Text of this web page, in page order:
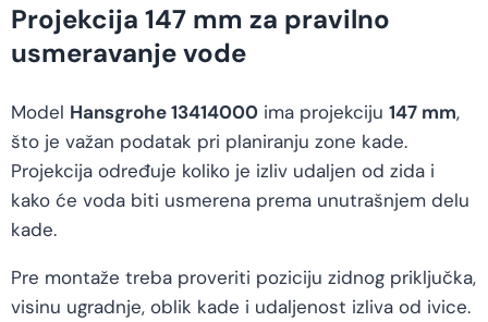
Projekcija 147 mm za pravilno
usmeravanje vode
Model Hansgrohe 13414000 ima projekciju 147 mm,
što je važan podatak pri planiranju zone kade.
Projekcija određuje koliko je izliv udaljen od zida i
kako će voda biti usmerena prema unutrašnjem delu
kade.
Pre montaže treba proveriti poziciju zidnog priključka,
visinu ugradnje, oblik kade i udaljenost izliva od ivice.